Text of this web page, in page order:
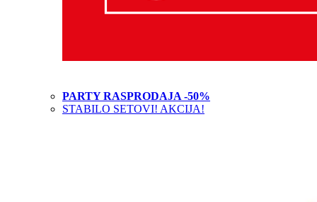
PARTY RASPRODAJA -50%
STABILO SETOVI! AKCIJA!